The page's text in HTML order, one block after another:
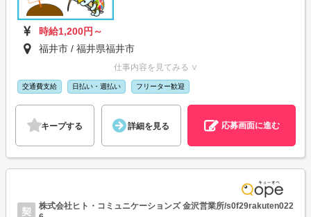
時給1,200円～
福井市 / 福井県福井市
仕事内容を見てみる ∨
交通費支給 日払い・週払い フリーター歓迎
キープする 詳細を見る 応募画面に進む
契
株式会社ヒト・コミュニケーションズ 金沢営業所/s0f29rakuten022